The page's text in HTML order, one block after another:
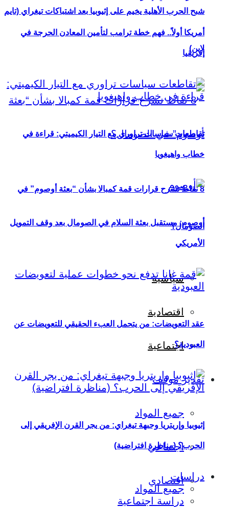
شبح الحرب الأهلية يخيم على إثيوبيا بعد اشتباكات تيغراي (تايم
لاين)
8 نقاط تشرح قرارات قمة كمبالا بشأن “بعثة أوصوم” في
الصومال؟
سياسية
اقتصادية
اجتماعية
تقدير موقف
جميع المواد
اجتماعي
اقتصادي
أمريكا أولاً.. فهم خطة ترامب لتأمين المعادن الحرجة في
إفريقيا
تقاطعات سياسات تراوري مع التيار الكيميتي: قراءة في
خطاب واهيغويا
أوصوم: مستقبل بعثة السلام في الصومال بعد وقف التمويل
الأمريكي
عقد التعويضات: من يتحمل العبء الحقيقي للتعويضات عن
العبودية؟
إثيوبيا وإريتريا وجبهة تيغراي: من يجر القرن الإفريقي إلى
الحرب؟ (مناظرة افتراضية)
دراسات
جميع المواد
دراسة اجتماعية